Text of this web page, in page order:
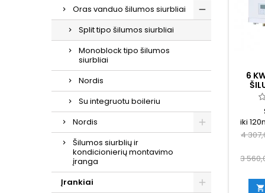
Oras vanduo šilumos siurbliai
Split tipo šilumos siurbliai
Monoblock tipo šilumos
siurbliai
Nordis
Su integruotu boileriu
Nordis
Šilumos siurblių ir
kondicionierių montavimo
įranga
Įrankiai
6
iki
4
3
